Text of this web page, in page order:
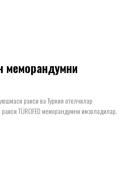
меморандумни
раиси ва Туркия отелчилар
TÜROFED меморандумни имзоладилар.